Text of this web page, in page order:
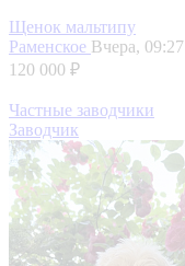
Щенок мальтипу
Раменское Вчера, 09:27
120 000 ₽
Частные заводчики
Заводчик